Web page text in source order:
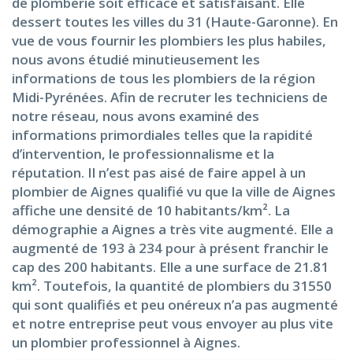
dessert toutes les villes du 31 (Haute-Garonne). En
vue de vous fournir les plombiers les plus habiles,
nous avons étudié minutieusement les
informations de tous les plombiers de la région
Midi-Pyrénées. Afin de recruter les techniciens de
notre réseau, nous avons examiné des
informations primordiales telles que la rapidité
d’intervention, le professionnalisme et la
réputation. Il n’est pas aisé de faire appel à un
plombier de Aignes qualifié vu que la ville de Aignes
affiche une densité de 10 habitants/km². La
démographie a Aignes a très vite augmenté. Elle a
augmenté de 193 à 234 pour à présent franchir le
cap des 200 habitants. Elle a une surface de 21.81
km². Toutefois, la quantité de plombiers du 31550
qui sont qualifiés et peu onéreux n’a pas augmenté
et notre entreprise peut vous envoyer au plus vite
un plombier professionnel à Aignes.